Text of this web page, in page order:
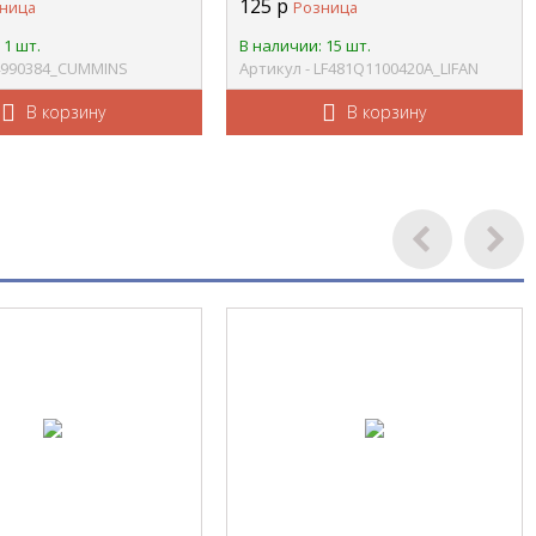
шт.
В корзину
125 р Розница
В наличии: 15 шт.
Артикул - LF481Q1100420A_LIFAN
В корзину